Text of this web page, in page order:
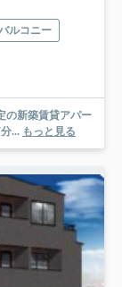
ルコニー
の新築賃貸アパー
... もっと見る